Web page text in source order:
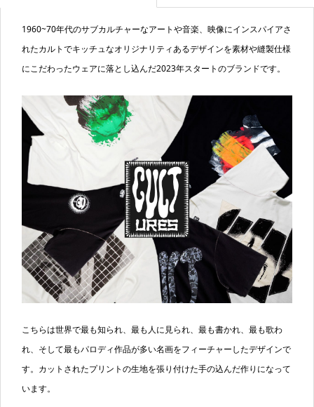
1960~70年代のサブカルチャーなアートや音楽、映像にインスパイアさ
れたカルトでキッチュなオリジナリティあるデザインを素材や縫製仕様
にこだわったウェアに落とし込んだ2023年スタートのブランドです。
こちらは世界で最も知られ、最も人に見られ、最も書かれ、最も歌わ
れ、そして最もパロディ作品が多い名画をフィーチャーしたデザインで
す。カットされたプリントの生地を張り付けた手の込んだ作りになって
います。